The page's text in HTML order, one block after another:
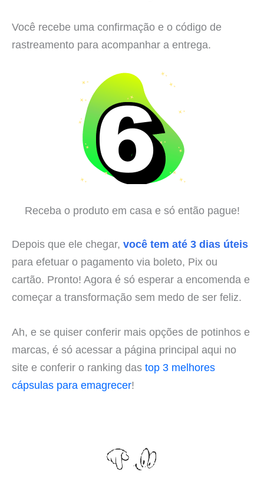
Você recebe uma confirmação e o código de
rastreamento para acompanhar a entrega.
Receba o produto em casa e só então pague!
Depois que ele chegar, você tem até 3 dias úteis
para efetuar o pagamento via boleto, Pix ou
cartão. Pronto! Agora é só esperar a encomenda e
começar a transformação sem medo de ser feliz.
Ah, e se quiser conferir mais opções de potinhos e
marcas, é só acessar a página principal aqui no
site e conferir o ranking das top 3 melhores
cápsulas para emagrecer!